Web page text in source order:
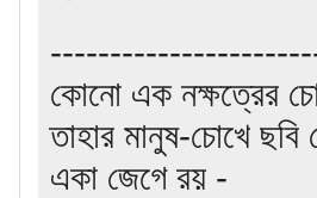
কোনো এক নক্ষত্রের
তাহার মানুষ-চোখে ছবি
একা জেগে রয় -